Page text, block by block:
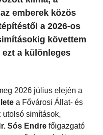
emberek közös
a 2026-os
követtem
a különleges
2026 július elején a
a Fővárosi Állat- és
utolsó simítások,
Sós Endre főigazgató